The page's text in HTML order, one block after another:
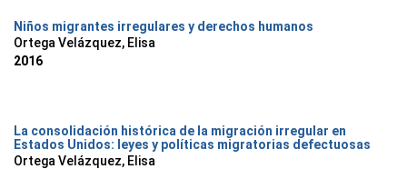
Niños migrantes irregulares y derechos humanos
Ortega Velázquez, Elisa
2016
La consolidación histórica de la migración irregular en
Estados Unidos: leyes y políticas migratorias defectuosas
Ortega Velázquez, Elisa